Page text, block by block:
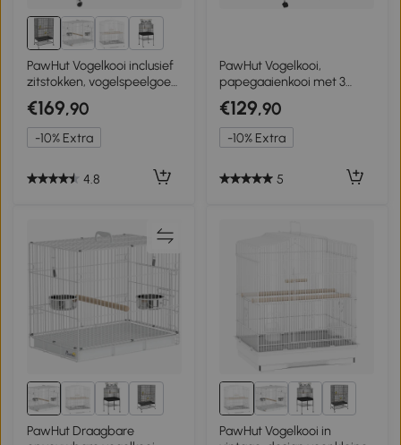
3+
PawHut Vogelkooi inclusief
zitstokken, vogelspeelgoed,
uitneembare vloerbak, 1
plank, grijs
€169,90
-10% Extra
4.8
PawHut Vogelkooi,
papegaaienkooi met 3
deuren, 2 zitstokken, 360°
wielen, voerbak,
opbergrek, zitstok,
62,5x62,5x156cm, Wit
€129,90
-10% Extra
5
PawHut Draagbare
3+
PawHut Vogelkooi in